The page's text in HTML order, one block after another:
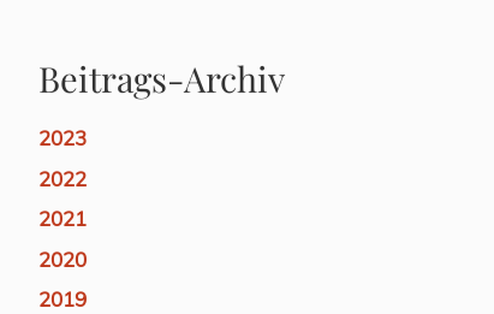
Beitrags-Archiv
2023
2022
2021
2020
2019